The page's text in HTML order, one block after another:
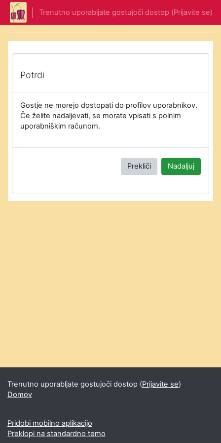
Preskoči na glavno vsebino
Trenutno uporabljate gostujoči dostop (Prijavite se)
Potrdi
Gostje ne morejo dostopati do profilov uporabnikov.
Če želite nadaljevati, se morate vpisati s polnim
uporabniškim računom.
Prekliči Nadaljuj
Trenutno uporabljate gostujoči dostop (Prijavite se)
Domov
Pridobi mobilno aplikacijo
Preklopi na standardno temo